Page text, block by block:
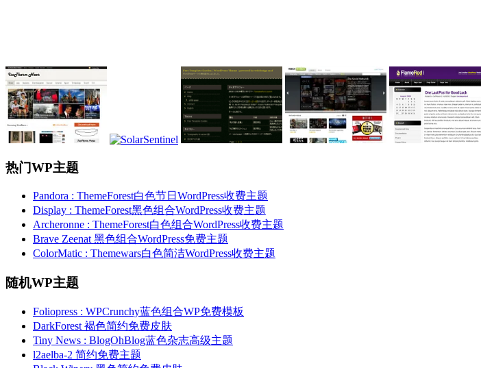
热门WP主题
Pandora : ThemeForest白色节日WordPress收费主题
Display : ThemeForest黑色组合WordPress收费主题
Archeronne : ThemeForest白色组合WordPress收费主题
Brave Zeenat 黑色组合WordPress免费主题
ColorMatic : Themewars白色简洁WordPress收费主题
随机WP主题
Foliopress : WPCrunchy蓝色组合WP免费模板
DarkForest 褐色简约免费皮肤
Tiny News : BlogOhBlog蓝色杂志高级主题
l2aelba-2 简约免费主题